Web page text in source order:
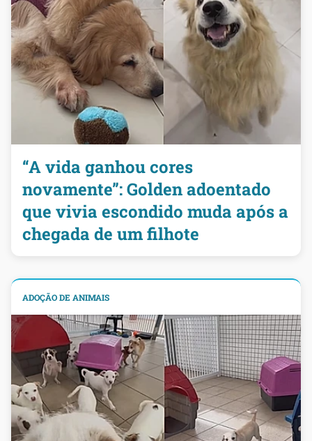
“A vida ganhou cores
novamente”: Golden adoentado
que vivia escondido muda após a
chegada de um filhote
ADOÇÃO DE ANIMAIS